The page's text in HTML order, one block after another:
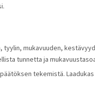
mukavuuden,
tunnetta ja
tekemistä. Laadukas